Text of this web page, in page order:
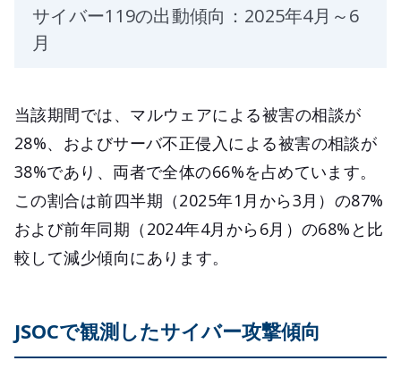
サイバー119の出動傾向：2025年4月～6
月
当該期間では、マルウェアによる被害の相談が
28%、およびサーバ不正侵入による被害の相談が
38%であり、両者で全体の66%を占めています。
この割合は前四半期（2025年1月から3月）の87%
および前年同期（2024年4月から6月）の68%と比
較して減少傾向にあります。
JSOCで観測したサイバー攻撃傾向